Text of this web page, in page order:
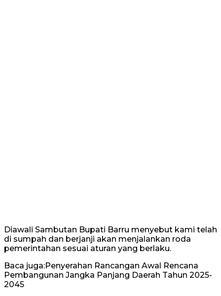
Diawali Sambutan Bupati Barru menyebut kami telah
di sumpah dan berjanji akan menjalankan roda
pemerintahan sesuai aturan yang berlaku.
Baca juga:Penyerahan Rancangan Awal Rencana
Pembangunan Jangka Panjang Daerah Tahun 2025-
2045